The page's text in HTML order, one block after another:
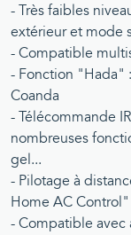
- Très faibles
extérieur et mode
- Compatible
- Fonction "Hada"
Coanda
- Télécommande
nombreuses
gel...
- Pilotage à
Home AC Control"
- Compatible avec